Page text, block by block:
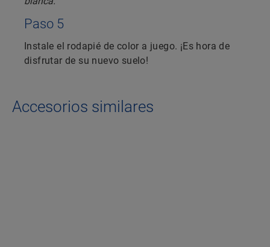
Paso 5
Instale el rodapié de color a juego. ¡Es hora de
disfrutar de su nuevo suelo!
Accesorios similares